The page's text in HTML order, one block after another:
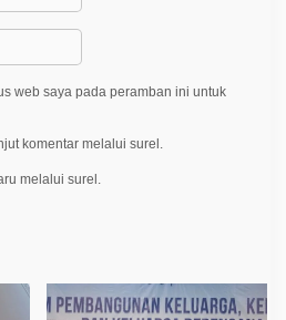
web saya pada peramban ini untuk
komentar melalui surel.
melalui surel.